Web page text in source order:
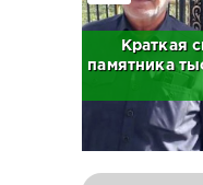
Краткая
памятника